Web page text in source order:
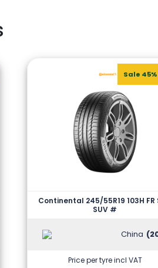
Sale
Continental 245/55R19 103H FR
SUV #
China
Price per tyre incl VAT